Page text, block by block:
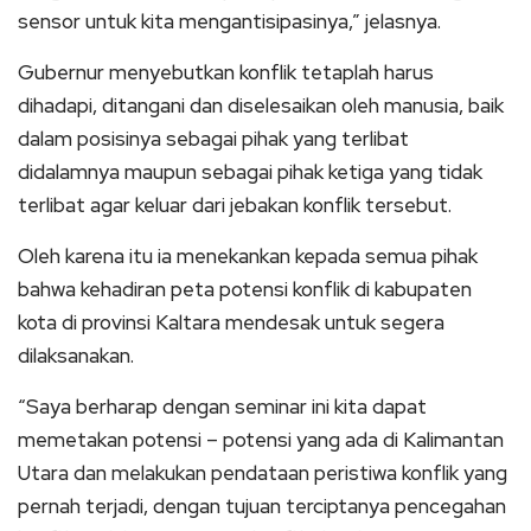
sensor untuk kita mengantisipasinya,” jelasnya.
Gubernur menyebutkan konflik tetaplah harus
dihadapi, ditangani dan diselesaikan oleh manusia, baik
dalam posisinya sebagai pihak yang terlibat
didalamnya maupun sebagai pihak ketiga yang tidak
terlibat agar keluar dari jebakan konflik tersebut.
Oleh karena itu ia menekankan kepada semua pihak
bahwa kehadiran peta potensi konflik di kabupaten
kota di provinsi Kaltara mendesak untuk segera
dilaksanakan.
“Saya berharap dengan seminar ini kita dapat
memetakan potensi – potensi yang ada di Kalimantan
Utara dan melakukan pendataan peristiwa konflik yang
pernah terjadi, dengan tujuan terciptanya pencegahan